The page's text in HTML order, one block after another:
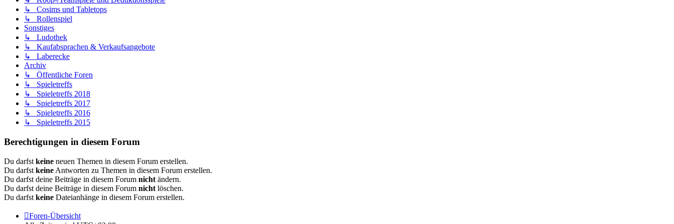
↳ Cosims und Tabletops
↳ Rollenspiel
Sonstiges
↳ Ludothek
↳ Kaufabsprachen & Verkaufsangebote
↳ Laberecke
Archiv
↳ Öffentliche Foren
↳ Spieletreffs
↳ Spieletreffs 2018
↳ Spieletreffs 2017
↳ Spieletreffs 2016
↳ Spieletreffs 2015
Berechtigungen in diesem Forum
Du darfst keine neuen Themen in diesem Forum erstellen.
Du darfst keine Antworten zu Themen in diesem Forum erstellen.
Du darfst deine Beiträge in diesem Forum nicht ändern.
Du darfst deine Beiträge in diesem Forum nicht löschen.
Du darfst keine Dateianhänge in diesem Forum erstellen.
Foren-Übersicht